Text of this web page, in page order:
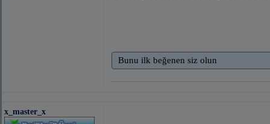
Bunu ilk beğenen siz olun
x_master_x